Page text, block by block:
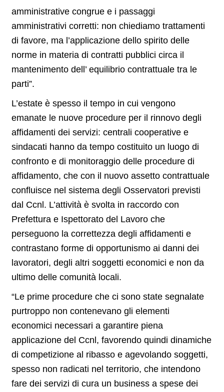
amministrative congrue e i passaggi
amministrativi corretti: non chiediamo trattamenti
di favore, ma l’applicazione dello spirito delle
norme in materia di contratti pubblici circa il
mantenimento dell’ equilibrio contrattuale tra le
parti”.
L’estate è spesso il tempo in cui vengono
emanate le nuove procedure per il rinnovo degli
affidamenti dei servizi: centrali cooperative e
sindacati hanno da tempo costituito un luogo di
confronto e di monitoraggio delle procedure di
affidamento, che con il nuovo assetto contrattuale
confluisce nel sistema degli Osservatori previsti
dal Ccnl. L’attività è svolta in raccordo con
Prefettura e Ispettorato del Lavoro che
perseguono la correttezza degli affidamenti e
contrastano forme di opportunismo ai danni dei
lavoratori, degli altri soggetti economici e non da
ultimo delle comunità locali.
“Le prime procedure che ci sono state segnalate
purtroppo non contenevano gli elementi
economici necessari a garantire piena
applicazione del Ccnl, favorendo quindi dinamiche
di competizione al ribasso e agevolando soggetti,
spesso non radicati nel territorio, che intendono
fare dei servizi di cura un business a spese dei